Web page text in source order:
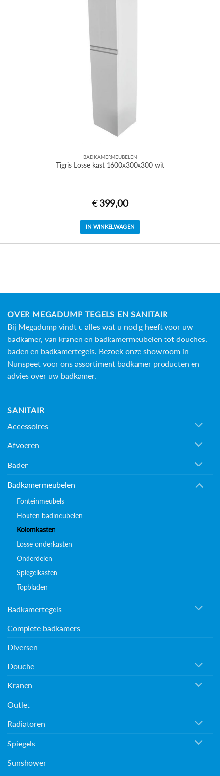
BADKAMERMEUBELEN
Tigris Losse kast 1600x300x300 wit
€ 399,00
IN WINKELWAGEN
OVER MEGADUMP TEGELS EN SANITAIR
Bij Megadump vindt u alles wat u nodig heeft voor uw
badkamer, van kranen en badkamermeubelen tot douches,
baden en badkamertegels. Bezoek onze showroom in
Nunspeet voor ons assortiment badkamer producten en
advies over uw badkamer.
SANITAIR
Accessoires
Afvoeren
Baden
Badkamermeubelen
Fonteinmeubels
Houten badmeubelen
Kolomkasten
Losse onderkasten
Onderdelen
Spiegelkasten
Topbladen
Badkamertegels
Complete badkamers
Diversen
Douche
Kranen
Outlet
Radiatoren
Spiegels
Sunshower